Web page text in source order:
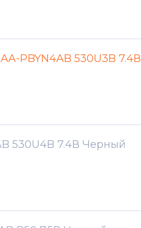
PBYN4AB 530U3B 7.4В
530U4B 7.4В Черный